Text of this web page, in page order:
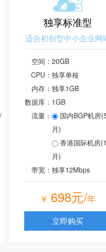
独享标准型
适合初创型中小企业网
空间： 20GB
CPU： 独享单核
内存： 独享1GB
数据库： 1GB
流量：
国内BGP机房
月)
香港国际机房
月)
带宽： 独享12Mbps
￥ 698元/年
立即购买